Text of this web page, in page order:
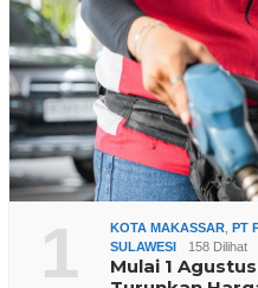
1 KOTA MAKASSAR
PT
SULAWESI
158 Dilihat
Mulai 1